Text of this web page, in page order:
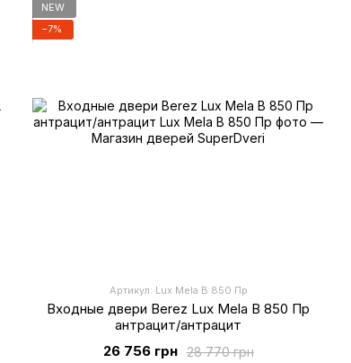
NEW
−7%
Артикул: Lux Mela B 850 Пр
Входные двери Berez Lux Mela B 850 Пр
антрацит/антрацит
28 770 грн
26 756 грн